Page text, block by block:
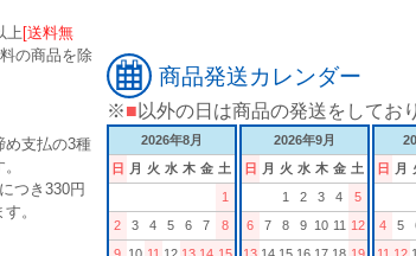
上 [送料無
の商品を除
め支払の3種
つき330円
。
商品発送カレンダー
※■以外の日は商品の発送をしてお
2026年8月
日 月 火 水 木 金 土
1
2
3 4 5 6 7
8
2026年9月
日 月 火 水 木 金 土
1
2 3 4
5
6
7 8 9 10 11 12
日 月
4
5